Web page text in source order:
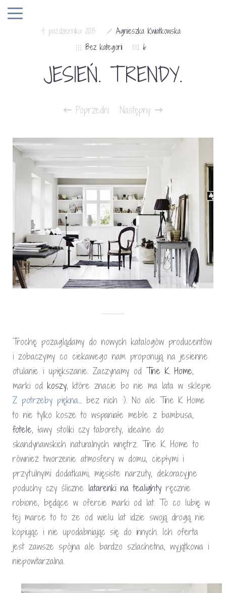
4 października 2013
Agnieszka Kwiatkowska
Bez kategorii
6
JESIEŃ. TRENDY.
Poprzedni Następny
Trochę pozaglądamy do nowych katalogów producentów
i zobaczymy co ciekawego nam proponują na jesienne
otulanie i upiększanie. Zaczynamy od Tine K. Home,
marki od koszy, które znacie bo nie ma lata w sklepie
Z potrzeby piękna… bez nich :). No ale Tine K Home
to nie tylko kosze to wspaniałe meble z bambusa,
fotele, ławy stoliki czy taborety, idealne do
skandynawskich naturalnych wnętrz. Tine K. Home to
również tworzenie atmosfery w domu, ciepłymi i
przytulnymi dodatkami, mięsiste narzuty, dekoracyjne
poduchy czy śliczne latarenki na tealighty ręcznie
robione, będące w ofercie marki od lat. To co lubię w
tej marce to to że od wielu lat idzie swoją drogą nie
kopiując i nie upodabniając się do innych. Ich oferta
jest zawsze spójna ale bardzo szlachetna, wyjątkowa i
niepowtarzalna.